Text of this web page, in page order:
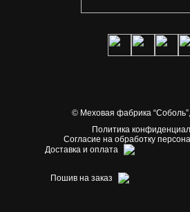
© Меховая фабрика “Соболь”,
Политика
Согласие на обработку
Доставка и оплата
Пошив на заказ